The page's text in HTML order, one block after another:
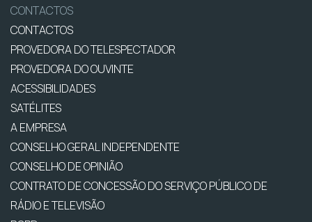
CONTACTOS
CONTACTOS
PROVEDORA DO TELESPECTADOR
PROVEDORA DO OUVINTE
ACESSIBILIDADES
SATÉLITES
A EMPRESA
CONSELHO GERAL INDEPENDENTE
CONSELHO DE OPINIÃO
CONTRATO DE CONCESSÃO DO SERVIÇO PÚBLICO DE
RÁDIO E TELEVISÃO